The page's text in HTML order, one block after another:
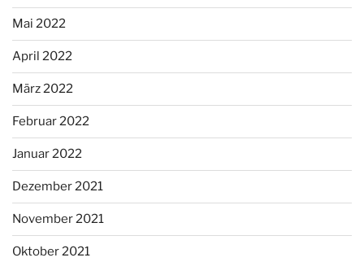
Mai 2022
April 2022
März 2022
Februar 2022
Januar 2022
Dezember 2021
November 2021
Oktober 2021